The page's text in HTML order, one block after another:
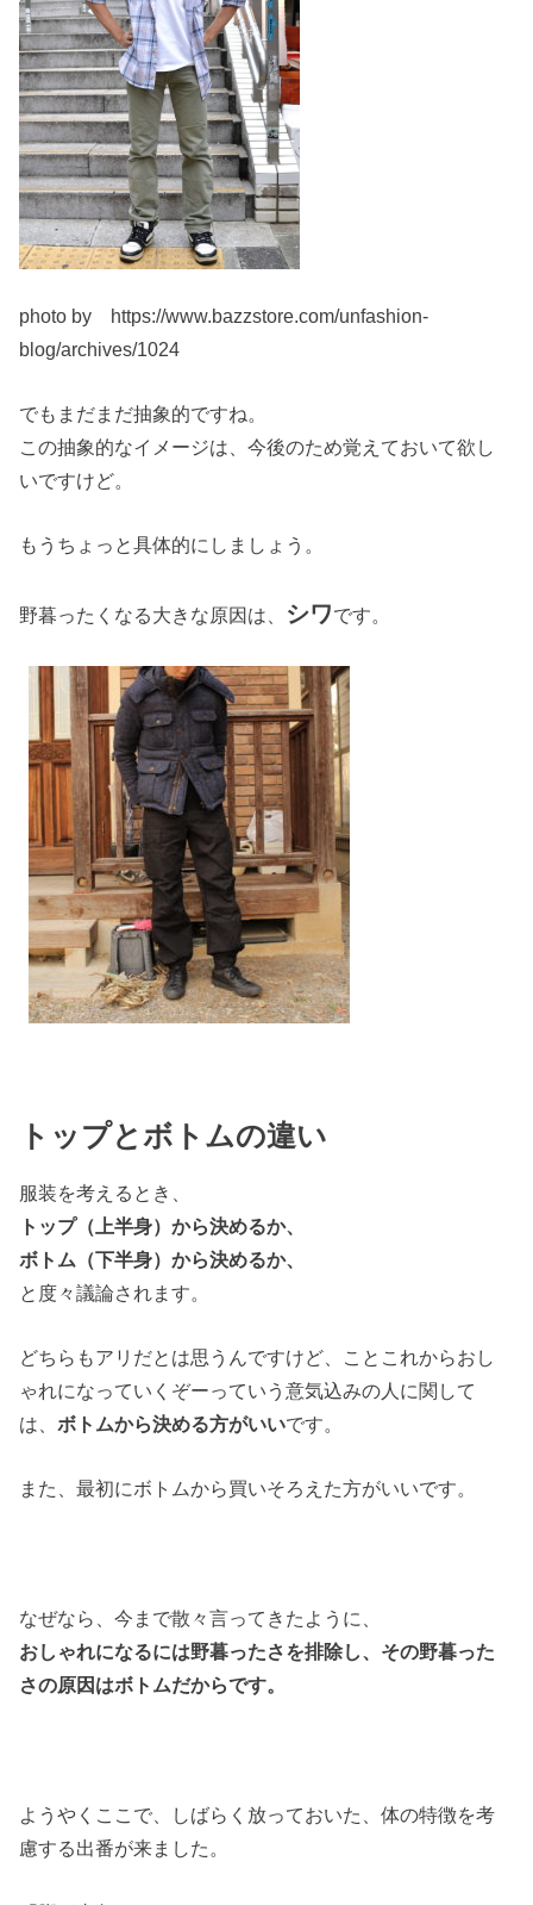
photo by https://www.bazzstore.com/unfashion-
blog/archives/1024
でもまだまだ抽象的ですね。
この抽象的なイメージは、今後のため覚えておいて欲し
いですけど。
もうちょっと具体的にしましょう。
野暮ったくなる大きな原因は、 シワです。
トップとボトムの違い
服装を考えるとき、
トップ（上半身）から決めるか、
ボトム（下半身）から決めるか、
と度々議論されます。
どちらもアリだとは思うんですけど、ことこれからおし
ゃれになっていくぞーっていう意気込みの人に関して
は、ボトムから決める方がいいです。
また、最初にボトムから買いそろえた方がいいです。
なぜなら、今まで散々言ってきたように、
おしゃれになるには野暮ったさを排除し、その野暮った
さの原因はボトムだからです。
ようやくここで、しばらく放っておいた、体の特徴を考
慮する出番が来ました。